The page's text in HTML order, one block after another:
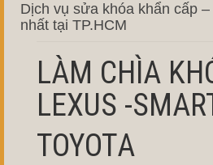
Dịch vụ sửa khóa khẩn cấp
nhất tại TP.HCM
LÀM CHÌA
LEXUS -
TOYOTA